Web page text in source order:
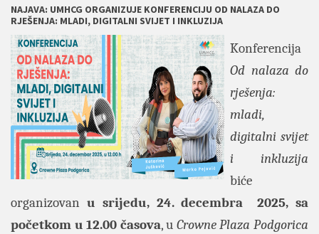
NAJAVA: UMHCG ORGANIZUJE KONFERENCIJU OD NALAZA DO
RJEŠENJA: MLADI, DIGITALNI SVIJET I INKLUZIJA
Konferencija
Od nalaza do
rješenja:
mladi,
digitalni svijet
i inkluzija
biće
organizovan u srijedu, 24. decembra 2025, sa
početkom u 12.00 časova, u Crowne Plaza Podgorica